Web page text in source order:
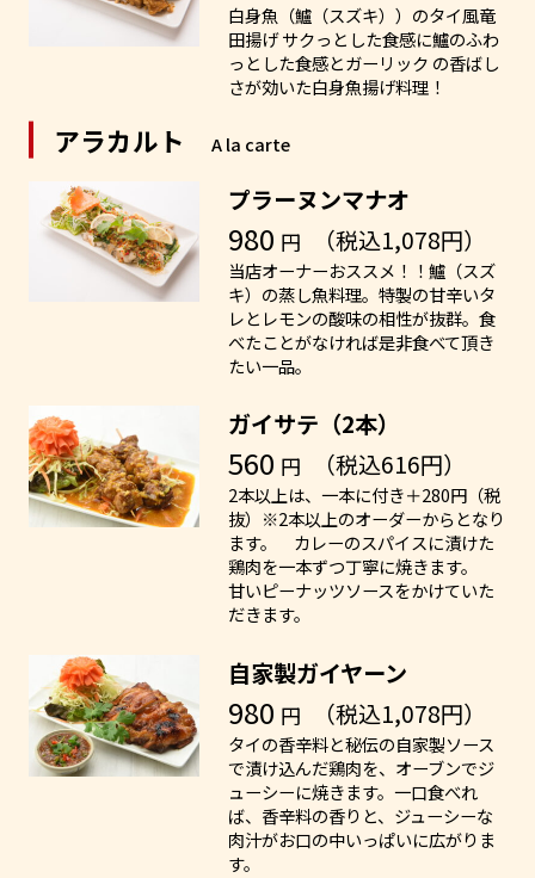
白身魚（鱸（スズキ））のタイ風竜
田揚げ サクっとした食感に鱸のふわ
っとした食感とガーリック の香ばし
さが効いた白身魚揚げ料理！
アラカルト A la carte
プラーヌンマナオ
980 円 （税込1,078円）
当店オーナーおススメ！！鱸（スズ
キ）の蒸し魚料理。特製の甘辛いタ
レとレモンの酸味の相性が抜群。食
べたことがなければ是非食べて頂き
たい一品。
ガイサテ（2本）
560 円 （税込616円）
2本以上は、一本に付き＋280円（税
抜）※2本以上のオーダーからとなり
ます。 カレーのスパイスに漬けた
鶏肉を一本ずつ丁寧に焼きます。
甘いピーナッツソースをかけていた
だきます。
自家製ガイヤーン
980 円 （税込1,078円）
タイの香辛料と秘伝の自家製ソース
で漬け込んだ鶏肉を、オーブンでジ
ューシーに焼きます。一口食べれ
ば、香辛料の香りと、ジューシーな
肉汁がお口の中いっぱいに広がりま
す。